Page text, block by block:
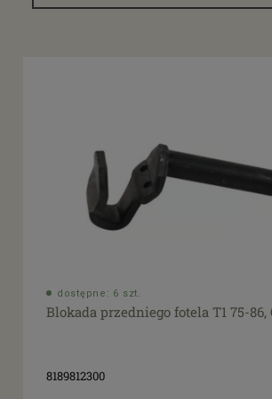
dostępne: 6 szt.
Blokada przedniego fotela T1 75-86,
8189812300